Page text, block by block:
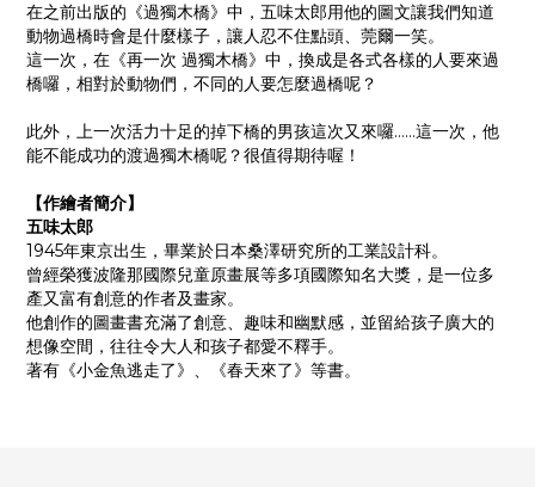
在之前出版的《過獨木橋》中，五味太郎用他的圖文讓我們知道
動物過橋時會是什麼樣子，讓人忍不住點頭、莞爾一笑。
這一次，在《再一次 過獨木橋》中，換成是各式各樣的人要來過
橋囉，相對於動物們，不同的人要怎麼過橋呢？
此外，上一次活力十足的掉下橋的男孩這次又來囉……這一次，他
能不能成功的渡過獨木橋呢？很值得期待喔！
【作繪者簡介】
五味太郎
1945年東京出生，畢業於日本桑澤研究所的工業設計科。
曾經榮獲波隆那國際兒童原畫展等多項國際知名大獎，是一位多
產又富有創意的作者及畫家。
他創作的圖畫書充滿了創意、趣味和幽默感，並留給孩子廣大的
想像空間，往往令大人和孩子都愛不釋手。
著有《小金魚逃走了》、《春天來了》等書。